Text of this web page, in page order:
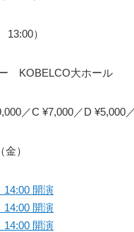
）
KOBELCO大ホール
／C ¥7,000／D ¥5,000
金）
開演
開演
開演